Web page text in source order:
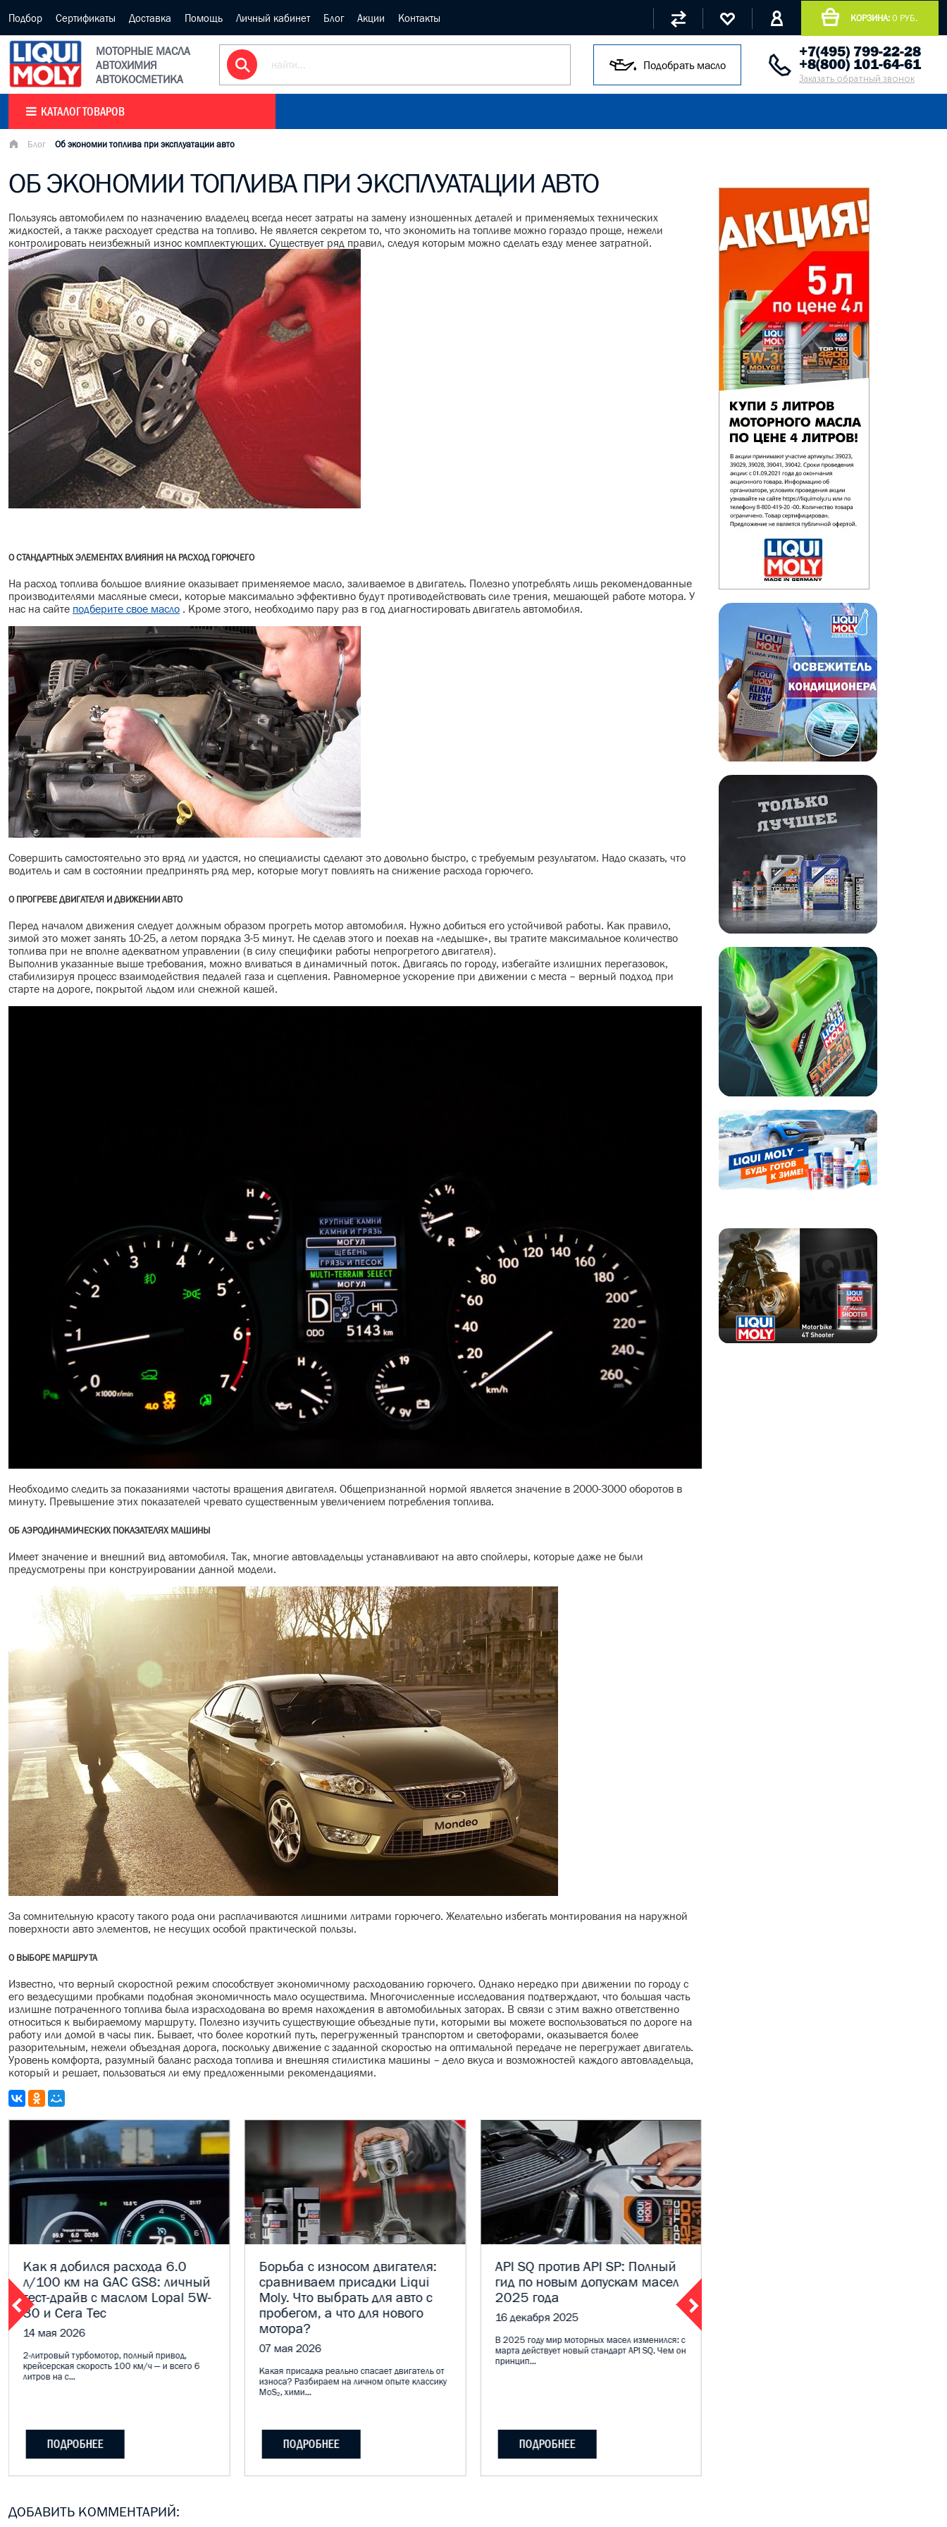
Подбор Сертификаты Доставка Помощь Личный кабинет Блог Акции Контакты КОРЗИНА: 0 РУБ.
МОТОРНЫЕ МАСЛА
АВТОХИМИЯ
АВТОКОСМЕТИКА
Подобрать масло
+7(495) 799-22-28
+8(800) 101-64-61
Заказать обратный звонок
КАТАЛОГ ТОВАРОВ
Блог Об экономии топлива при эксплуатации авто
ОБ ЭКОНОМИИ ТОПЛИВА ПРИ ЭКСПЛУАТАЦИИ АВТО
Пользуясь автомобилем по назначению владелец всегда несет затраты на замену изношенных деталей и применяемых технических
жидкостей, а также расходует средства на топливо. Не является секретом то, что экономить на топливе можно гораздо проще, нежели
контролировать неизбежный износ комплектующих. Существует ряд правил, следуя которым можно сделать езду менее затратной.
О СТАНДАРТНЫХ ЭЛЕМЕНТАХ ВЛИЯНИЯ НА РАСХОД ГОРЮЧЕГО
На расход топлива большое влияние оказывает применяемое масло, заливаемое в двигатель. Полезно употреблять лишь рекомендованные
производителями масляные смеси, которые максимально эффективно будут противодействовать силе трения, мешающей работе мотора. У
нас на сайте подберите свое масло . Кроме этого, необходимо пару раз в год диагностировать двигатель автомобиля.
Совершить самостоятельно это вряд ли удастся, но специалисты сделают это довольно быстро, с требуемым результатом. Надо сказать, что
водитель и сам в состоянии предпринять ряд мер, которые могут повлиять на снижение расхода горючего.
О ПРОГРЕВЕ ДВИГАТЕЛЯ И ДВИЖЕНИИ АВТО
Перед началом движения следует должным образом прогреть мотор автомобиля. Нужно добиться его устойчивой работы. Как правило,
зимой это может занять 10-25, а летом порядка 3-5 минут. Не сделав этого и поехав на «ледышке», вы тратите максимальное количество
топлива при не вполне адекватном управлении (в силу специфики работы непрогретого двигателя).
Выполнив указанные выше требования, можно вливаться в динамичный поток. Двигаясь по городу, избегайте излишних перегазовок,
стабилизируя процесс взаимодействия педалей газа и сцепления. Равномерное ускорение при движении с места – верный подход при
старте на дороге, покрытой льдом или снежной кашей.
Необходимо следить за показаниями частоты вращения двигателя. Общепризнанной нормой является значение в 2000-3000 оборотов в
минуту. Превышение этих показателей чревато существенным увеличением потребления топлива.
ОБ АЭРОДИНАМИЧЕСКИХ ПОКАЗАТЕЛЯХ МАШИНЫ
Имеет значение и внешний вид автомобиля. Так, многие автовладельцы устанавливают на авто спойлеры, которые даже не были
предусмотрены при конструировании данной модели.
За сомнительную красоту такого рода они расплачиваются лишними литрами горючего. Желательно избегать монтирования на наружной
поверхности авто элементов, не несущих особой практической пользы.
О ВЫБОРЕ МАРШРУТА
Известно, что верный скоростной режим способствует экономичному расходованию горючего. Однако нередко при движении по городу с
его вездесущими пробками подобная экономичность мало осуществима. Многочисленные исследования подтверждают, что большая часть
излишне потраченного топлива была израсходована во время нахождения в автомобильных заторах. В связи с этим важно ответственно
относиться к выбираемому маршруту. Полезно изучить существующие объездные пути, которыми вы можете воспользоваться по дороге на
работу или домой в часы пик. Бывает, что более короткий путь, перегруженный транспортом и светофорами, оказывается более
разорительным, нежели объездная дорога, поскольку движение с заданной скоростью на оптимальной передаче не перегружает двигатель.
Уровень комфорта, разумный баланс расхода топлива и внешняя стилистика машины – дело вкуса и возможностей каждого автовладельца,
который и решает, пользоваться ли ему предложенными рекомендациями.
Как я добился расхода 6.0
л/100 км на GAC GS8: личный
тест-драйв с маслом Lopal 5W-
30 и Cera Tec
14 мая 2026
2-литровый турбомотор, полный привод,
крейсерская скорость 100 км/ч — и всего 6
литров на с...
ПОДРОБНЕЕ
Борьба с износом двигателя:
сравниваем присадки Liqui
Moly. Что выбрать для авто с
пробегом, а что для нового
мотора?
07 мая 2026
Какая присадка реально спасает двигатель от
износа? Разбираем на личном опыте классику
MoS₂, хими...
ПОДРОБНЕЕ
API SQ против API SP: Полный
гид по новым допускам масел
2025 года
16 декабря 2025
В 2025 году мир моторных масел изменился: с
марта действует новый стандарт API SQ. Чем он
принцип...
ПОДРОБНЕЕ
ДОБАВИТЬ КОММЕНТАРИЙ: